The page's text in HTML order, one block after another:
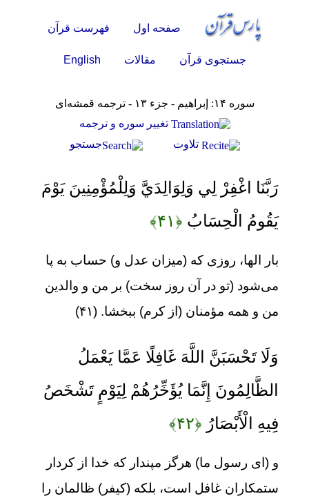
صفحه اول فهرست قرآن
جستجوی قرآن مقالات English
سوره ۱۴: إبراهيم - جزء ۱۳ - ترجمه قمشه‌ای
تغيير سوره و ترجمه
تلاوت
جستجو
رَبَّنَا اغْفِرْ لِي وَلِوَالِدَيَّ وَلِلْمُؤْمِنِينَ يَوْمَ
يَقُومُ الْحِسَابُ ﴿۴۱﴾
بار الها، روزی که (میزان عدل و) حساب به پا
می‌شود (تو در آن روز سخت) بر من و والدین
من و همه مؤمنان (از کرم) ببخشا. (۴۱)
وَلَا تَحْسَبَنَّ اللَّهَ غَافِلًا عَمَّا يَعْمَلُ
الظَّالِمُونَ إِنَّمَا يُؤَخِّرُهُمْ لِيَوْمٍ تَشْخَصُ
فِيهِ الْأَبْصَارُ ﴿۴۲﴾
و (ای رسول ما) هرگز مپندار که خدا از کردار
ستمکاران غافل است، بلکه (کیفر) ظالمان را